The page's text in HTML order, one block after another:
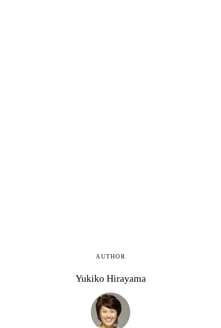
AUTHOR
Yukiko Hirayama